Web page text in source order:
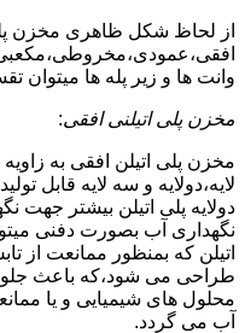
از لحاظ شکل ظاهری مخزن
وانت ها و زیر پله ها میتوان
مخزن پلی اتیلنی افقی:
مخزن پلی اتیلن افقی به
لایه،دولایه و سه لایه قابل
دولایه پلی اتیلن بیشتر جهت
نگهداری آب بصورت دفنی
اتیلن که بمنظور ممانعت از
طراحی می شود،که باعث
محلول های شیمیایی و یا
آب می گردد.